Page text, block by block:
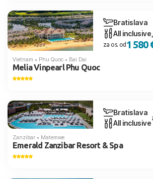
Vietnam • Phu Quoc • Bai Dai
Melia Vinpearl Phu Quoc
Bratislava
All
za os. od 1 580
Zanzibar • Matemwe
Emerald Zanzibar Resort & Spa
Bratislava
All inclusive